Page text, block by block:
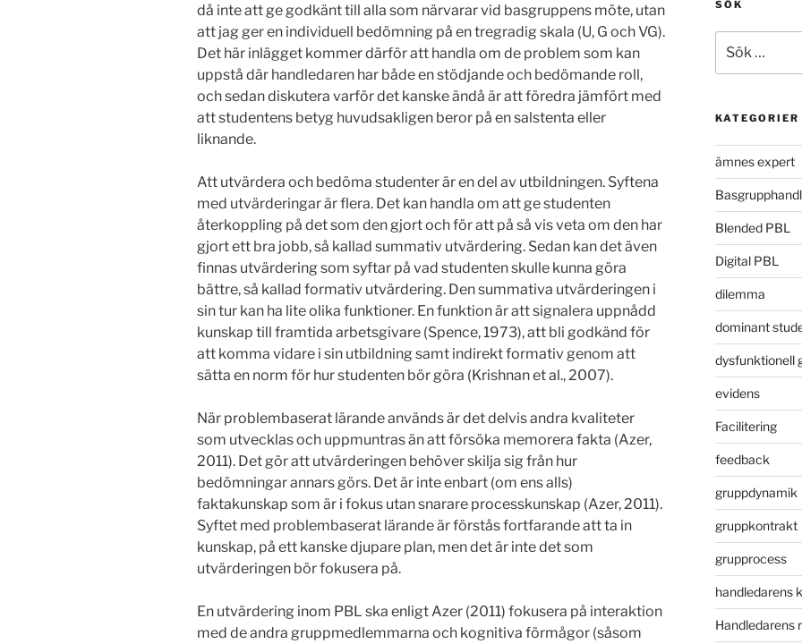
då inte att ge godkänt till alla som närvarar vid basgruppens möte, utan
att jag ger en individuell bedömning på en tregradig skala (U, G och VG).
Det här inlägget kommer därför att handla om de problem som kan
uppstå där handledaren har både en stödjande och bedömande roll,
och sedan diskutera varför det kanske ändå är att föredra jämfört med
att studentens betyg huvudsakligen beror på en salstenta eller
liknande.
Att utvärdera och bedöma studenter är en del av utbildningen. Syftena
med utvärderingar är flera. Det kan handla om att ge studenten
återkoppling på det som den gjort och för att på så vis veta om den har
gjort ett bra jobb, så kallad summativ utvärdering. Sedan kan det även
finnas utvärdering som syftar på vad studenten skulle kunna göra
bättre, så kallad formativ utvärdering. Den summativa utvärderingen i
sin tur kan ha lite olika funktioner. En funktion är att signalera uppnådd
kunskap till framtida arbetsgivare (Spence, 1973), att bli godkänd för
att komma vidare i sin utbildning samt indirekt formativ genom att
sätta en norm för hur studenten bör göra (Krishnan et al., 2007).
När problembaserat lärande används är det delvis andra kvaliteter
som utvecklas och uppmuntras än att försöka memorera fakta (Azer,
2011). Det gör att utvärderingen behöver skilja sig från hur
bedömningar annars görs. Det är inte enbart (om ens alls)
faktakunskap som är i fokus utan snarare processkunskap (Azer, 2011).
Syftet med problembaserat lärande är förstås fortfarande att ta in
kunskap, på ett kanske djupare plan, men det är inte det som
utvärderingen bör fokusera på.
En utvärdering inom PBL ska enligt Azer (2011) fokusera på interaktion
med de andra gruppmedlemmarna och kognitiva förmågor (såsom
SÖK
efter:
KATEGORIER
ämnes expert
Blended PBL
Digital PBL
dilemma
dominant
dysfunktionell
evidens
Facilitering
feedback
gruppdynamik
gruppkontrakt
grupprocess
handledarens
Handledarens